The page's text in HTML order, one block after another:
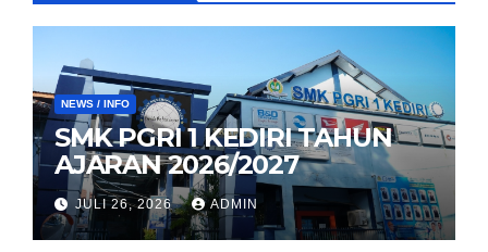
NEWS / INFO
SMK PGRI 1 KEDIRI TAHUN
AJARAN 2026/2027
JULI 26, 2026 ADMIN